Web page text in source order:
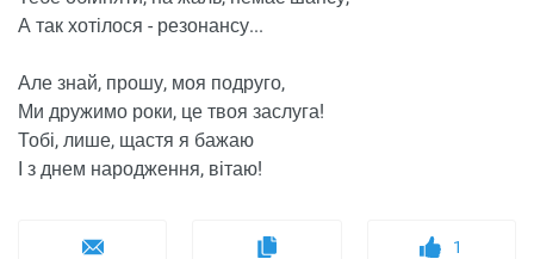
А так хотілося - резонансу...
Але знай, прошу, моя подруго,
Ми дружимо роки, це твоя заслуга!
Тобі, лише, щастя я бажаю
І з днем ​​народження, вітаю!
1